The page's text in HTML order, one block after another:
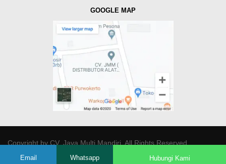
GOOGLE MAP
Copyright byCV. Java Multi Mandiri. All Rights Reserved.
Email Whatsapp Hubungi Kami